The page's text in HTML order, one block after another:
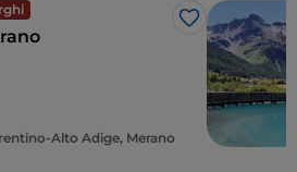
il sorgere del sole, si riprende
per raggiungere
al Monte. La difficoltà è
250 metri, per una
di ore.
Like
Alto Adige, Merano